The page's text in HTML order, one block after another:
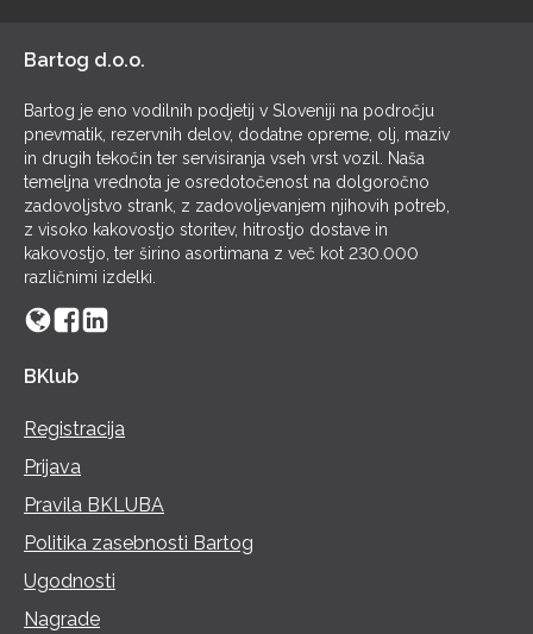
Bartog d.o.o.
Bartog je eno vodilnih podjetij v Sloveniji na področju
pnevmatik, rezervnih delov, dodatne opreme, olj, maziv
in drugih tekočin ter servisiranja vseh vrst vozil. Naša
temeljna vrednota je osredotočenost na dolgoročno
zadovoljstvo strank, z zadovoljevanjem njihovih potreb,
z visoko kakovostjo storitev, hitrostjo dostave in
kakovostjo, ter širino asortimana z več kot 230.000
različnimi izdelki.
BKlub
Registracija
Prijava
Pravila BKLUBA
Politika zasebnosti Bartog
Ugodnosti
Nagrade